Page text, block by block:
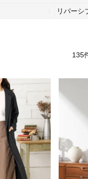
リバーシ
135